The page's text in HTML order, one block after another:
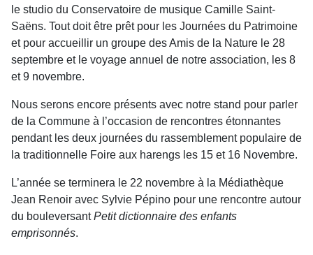
le studio du Conservatoire de musique Camille Saint-
Saëns. Tout doit être prêt pour les Journées du Patrimoine
et pour accueillir un groupe des Amis de la Nature le 28
septem­bre et le voyage annuel de notre association, les 8
et 9 novembre.
Nous serons encore présents avec notre stand pour parler
de la Commune à l’occasion de ren­contres étonnantes
pendant les deux journées du rassemblement populaire de
la traditionnelle Foire aux harengs les 15 et 16 Novembre.
L’année se terminera le 22 novembre à la Médiathèque
Jean Renoir avec Sylvie Pépino pour une rencontre autour
du bouleversantPetit dictionnaire des enfants
emprisonnés.